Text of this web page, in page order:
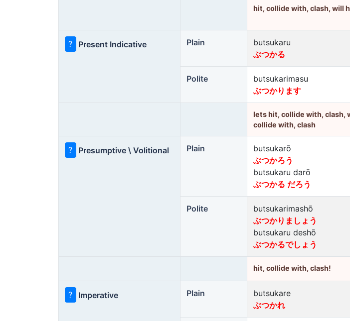
hit, collide with, clash, will
? Present Indicative Plain
butsukaru
ぶつかる
Polite
butsukarimasu
ぶつかります
lets hit, collide with, clash,
collide with, clash
? Presumptive \ Volitional Plain
butsukarō
ぶつかろう
butsukaru darō
ぶつかる だろう
Polite
butsukarimashō
ぶつかりましょう
butsukaru deshō
ぶつかるでしょう
hit, collide with, clash!
? Imperative Plain
butsukare
ぶつかれ